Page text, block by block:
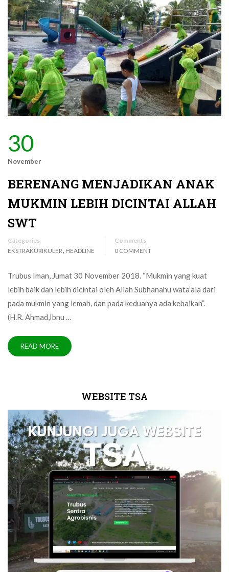
30
November
BERENANG MENJADIKAN ANAK
MUKMIN LEBIH DICINTAI ALLAH
SWT
Categories
EKSTRAKURIKULER HEADLINE
Comments
0 COMMENT
Trubus Iman, Jumat 30 November 2018. “Mukmin yang kuat
lebih baik dan lebih dicintai oleh Allah Subhanahu wata’ala dari
pada mukmin yang lemah, dan pada keduanya ada kebaikan”.
(H.R. Ahmad,Ibnu …
READ MORE
WEBSITE TSA